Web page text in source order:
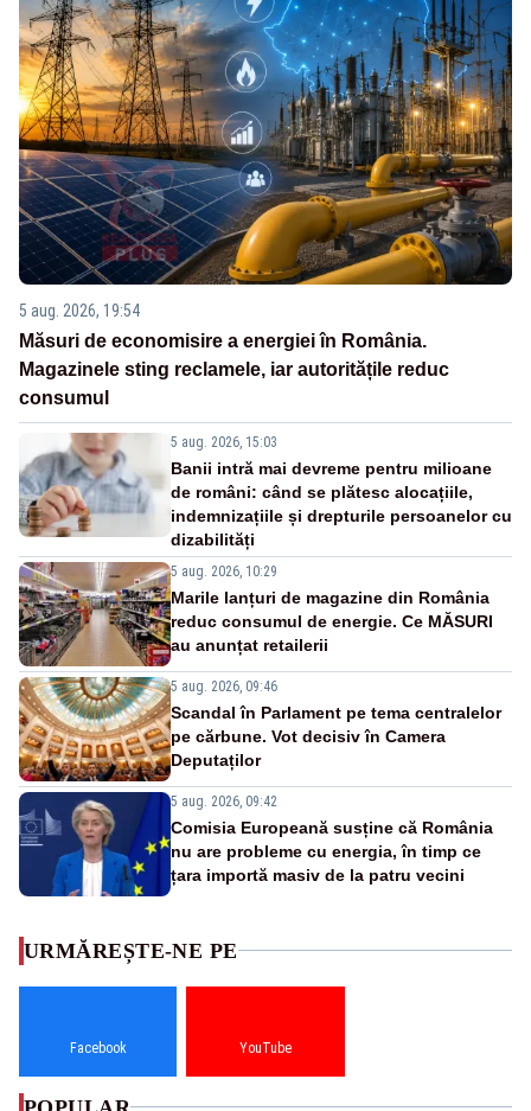
5 aug. 2026, 19:54
Măsuri de economisire a energiei în România.
Magazinele sting reclamele, iar autoritățile reduc
consumul
5 aug. 2026, 15:03
Banii intră mai devreme pentru milioane
de români: când se plătesc alocațiile,
indemnizațiile și drepturile persoanelor cu
dizabilități
5 aug. 2026, 10:29
Marile lanțuri de magazine din România
reduc consumul de energie. Ce MĂSURI
au anunțat retailerii
5 aug. 2026, 09:46
Scandal în Parlament pe tema centralelor
pe cărbune. Vot decisiv în Camera
Deputaților
5 aug. 2026, 09:42
Comisia Europeană susține că România
nu are probleme cu energia, în timp ce
țara importă masiv de la patru vecini
URMĂREȘTE-NE PE
Facebook YouTube